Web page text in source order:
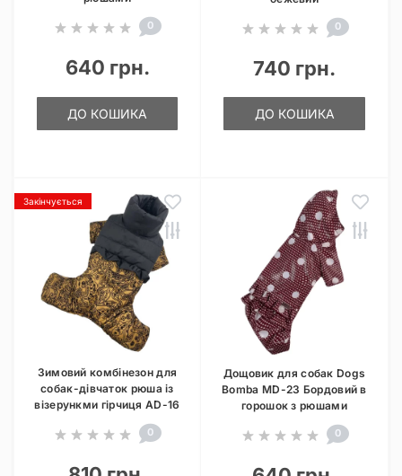
0
640 грн.
ДО КОШИКА
0
740 грн.
ДО КОШИКА
Закінчується
Зимовий комбінезон для
собак-дівчаток рюша із
візерункми гірчиця AD-16
0
Дощовик для собак Dogs
Bomba MD-23 Бордовий в
горошок з рюшами
0